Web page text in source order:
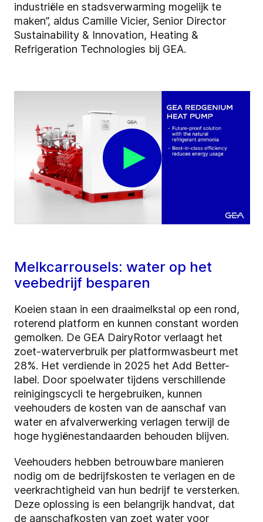
industriële en stadsverwarming mogelijk te
maken”, aldus Camille Vicier, Senior Director
Sustainability & Innovation, Heating &
Refrigeration Technologies bij GEA.
Melkcarrousels: water op het
veebedrijf besparen
Koeien staan in een draaimelkstal op een rond,
roterend platform en kunnen constant worden
gemolken. De GEA DairyRotor verlaagt het
zoet-waterverbruik per platformwasbeurt met
28%. Het verdiende in 2025 het Add Better-
label. Door spoelwater tijdens verschillende
reinigingscycli te hergebruiken, kunnen
veehouders de kosten van de aanschaf van
water en afvalverwerking verlagen terwijl de
hoge hygiënestandaarden behouden blijven.
Veehouders hebben betrouwbare manieren
nodig om de bedrijfskosten te verlagen en de
veerkrachtigheid van hun bedrijf te versterken.
Deze oplossing is een belangrijk handvat, dat
de aanschafkosten van zoet water voor